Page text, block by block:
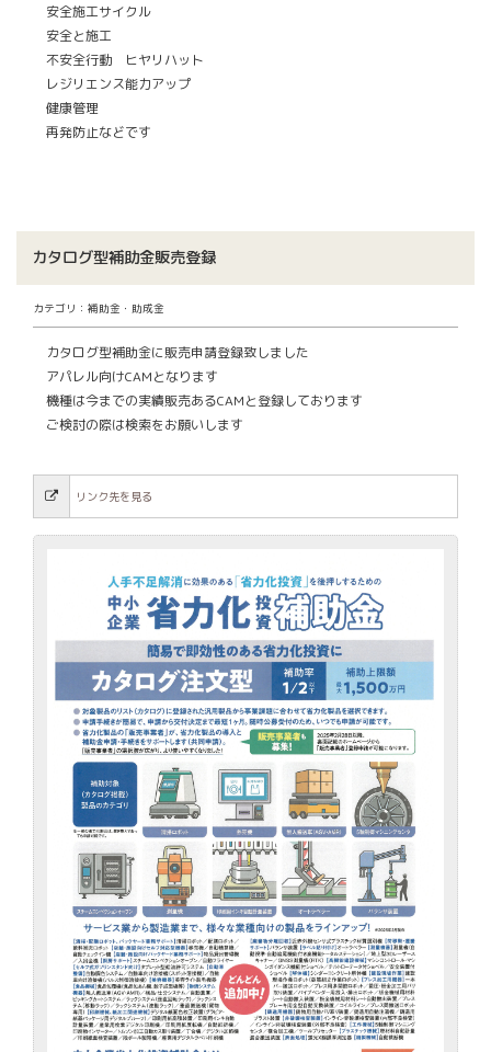
安全施工サイクル
安全と施工
不安全行動 ヒヤリハット
レジリエンス能力アップ
健康管理
再発防止などです
カタログ型補助金販売登録
カテゴリ：補助金・助成金
カタログ型補助金に販売申請登録致しました
アパレル向けCAMとなります
機種は今までの実績販売あるCAMと登録しております
ご検討の際は検索をお願いします
リンク先を見る